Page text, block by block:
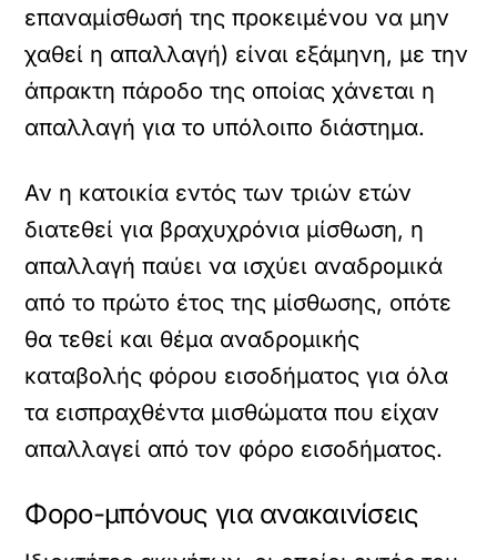
επαναμίσθωσή της προκειμένου να μην
χαθεί η απαλλαγή) είναι εξάμηνη, με την
άπρακτη πάροδο της οποίας χάνεται η
απαλλαγή για το υπόλοιπο διάστημα.
Αν η κατοικία εντός των τριών ετών
διατεθεί για βραχυχρόνια μίσθωση, η
απαλλαγή παύει να ισχύει αναδρομικά
από το πρώτο έτος της μίσθωσης, οπότε
θα τεθεί και θέμα αναδρομικής
καταβολής φόρου εισοδήματος για όλα
τα εισπραχθέντα μισθώματα που είχαν
απαλλαγεί από τον φόρο εισοδήματος.
Φορο-μπόνους για ανακαινίσεις